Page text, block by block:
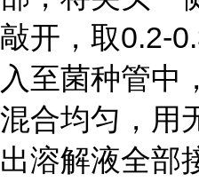
敲开，取0.2-
入至菌种管中
混合均匀，用
出溶解液全部